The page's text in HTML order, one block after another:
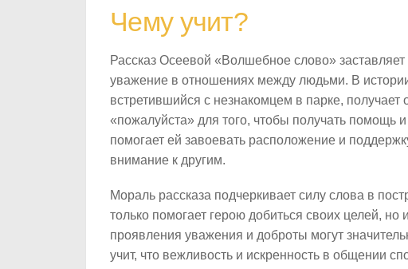
Чему учит?
Рассказ Осеевой «Волшебное слово»
уважение в отношениях между людьми. В
встретившийся с незнакомцем в парке, получает
«пожалуйста» для того, чтобы получать помощь
помогает ей завоевать расположение и
внимание к другим.
Мораль рассказа подчеркивает силу слова в
только помогает герою добиться своих целей,
проявления уважения и доброты могут
учит, что вежливость и искренность в общении